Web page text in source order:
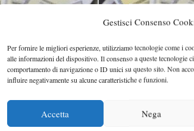
Gestisci Consenso
Per fornire le migliori esperienze, utilizziamo tecnologie come i
alle informazioni del dispositivo. Il consenso a queste tecnologie
comportamento di navigazione o ID unici su questo sito. Non
influire negativamente su alcune caratteristiche e funzioni.
Accetta Nega
scaduta
Calcolo assicurazione
ed